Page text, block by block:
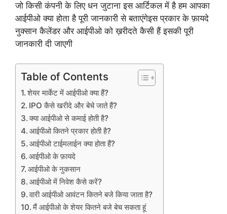
जो किसी कंपनी के लिए धन जुटाना इस आर्टिकल में है हम आपका
आईपीओ क्या होता है पूरी जानकारी से बताएंगेइस प्रकार के फ़ायदे
नुक्सान कैलेंडर और आईपीओ को ख़रीदते कैसी हैं इसकी पूरी
जानकारी दी जाएगी
Table of Contents
शेयर मार्केट में आईपीओ क्या हैं?
IPO कैसे खरीदे और बेचे जाते हैं?
क्या आईपीओ से कमाई होती है?
आईपीओ कितने प्रकार होती है?
आईपीओ टाईमलाईन क्या होता हैं?
आईपीओ के फ़ायदे
आईपीओ के नुकसान
आईपीओ में निवेश कैसे करें?
वारी आईपीओ आवंटन कितने बजे किया जाता है?
मैं आईपीओ के शेयर कितने बजे बेच सकता हूं